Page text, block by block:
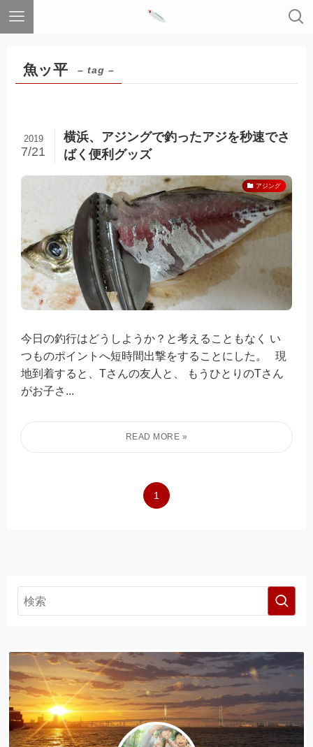
魚ッ平 – tag –
横浜、アジングで釣ったアジを秒速でさ
ばく便利グッズ
2019
7/21
アジング
今日の釣行はどうしようか？と考えることもなく い
つものポイントへ短時間出撃をすることにした。 現
地到着すると、Tさんの友人と、 もうひとりのTさん
がお子さ...
1